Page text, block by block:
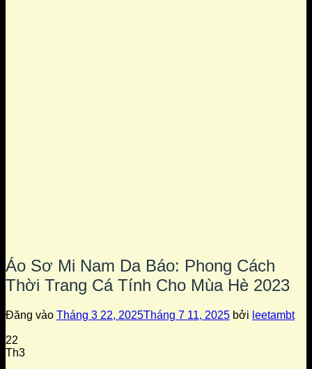
Áo Sơ Mi Nam Da Báo: Phong Cách
Thời Trang Cá Tính Cho Mùa Hè 2023
Đăng vào Tháng 3 22, 2025Tháng 7 11, 2025 bởi leetambt
22
Th3